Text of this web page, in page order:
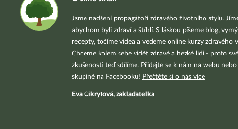
Jsme nadšení propagátoři zdravého životního stylu.
abychom byli zdraví a štíhlí. S láskou píšeme blog,
recepty, točíme videa a vedeme online kurzy zdravého
Chceme kolem sebe vidět zdravé a hezké lidi - proto své
zkušenosti teď sdílíme. Přidejte se k nám na webu nebo
skupině na Facebooku! Přečtěte si o nás více
Eva Cikrytová, zakladatelka